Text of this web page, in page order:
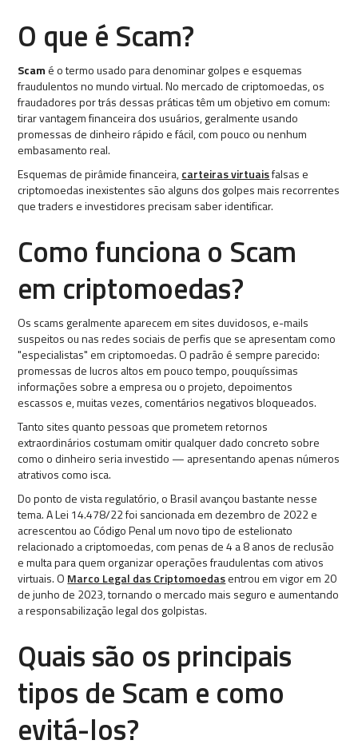
O que é Scam?
Scam é o termo usado para denominar golpes e esquemas
fraudulentos no mundo virtual. No mercado de criptomoedas, os
fraudadores por trás dessas práticas têm um objetivo em comum:
tirar vantagem financeira dos usuários, geralmente usando
promessas de dinheiro rápido e fácil, com pouco ou nenhum
embasamento real.
Esquemas de pirâmide financeira,carteiras virtuaisfalsas e
criptomoedas inexistentes são alguns dos golpes mais recorrentes
que traders e investidores precisam saber identificar.
Como funciona o Scam
em criptomoedas?
Os scams geralmente aparecem em sites duvidosos, e-mails
suspeitos ou nas redes sociais de perfis que se apresentam como
"especialistas" em criptomoedas. O padrão é sempre parecido:
promessas de lucros altos em pouco tempo, pouquíssimas
informações sobre a empresa ou o projeto, depoimentos
escassos e, muitas vezes, comentários negativos bloqueados.
Tanto sites quanto pessoas que prometem retornos
extraordinários costumam omitir qualquer dado concreto sobre
como o dinheiro seria investido — apresentando apenas números
atrativos como isca.
Do ponto de vista regulatório, o Brasil avançou bastante nesse
tema. A Lei 14.478/22 foi sancionada em dezembro de 2022 e
acrescentou ao Código Penal um novo tipo de estelionato
relacionado a criptomoedas, com penas de 4 a 8 anos de reclusão
e multa para quem organizar operações fraudulentas com ativos
virtuais. O Marco Legal das Criptomoedasentrou em vigor em 20
de junho de 2023, tornando o mercado mais seguro e aumentando
a responsabilização legal dos golpistas.
Quais são os principais
tipos de Scam e como
evitá-los?